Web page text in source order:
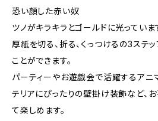
恐い顔した赤い奴
ツノがキラキラとゴールドに光っていま
厚紙を切る、折る、くっつけるの3ステ
ことができます。
パーティーやお遊戯会で活躍するアニ
テリアにぴったりの壁掛け装飾など、
て楽しめます。